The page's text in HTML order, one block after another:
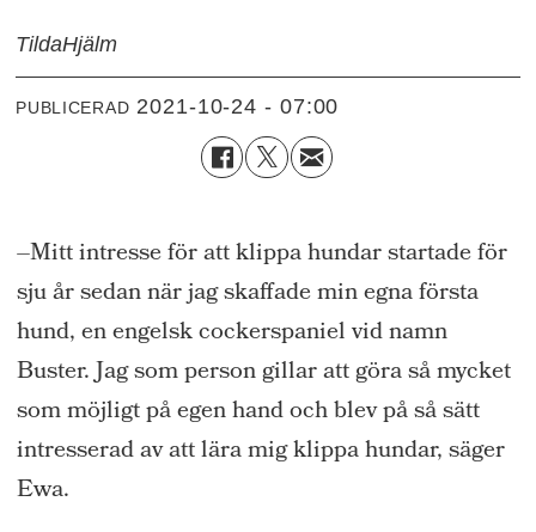
TildaHjälm
PUBLICERAD 2021-10-24 - 07:00
–Mitt intresse för att klippa hundar startade för
sju år sedannär jag skaffade minegnaförsta
hund, en engelskcockerspanielvid namn
Buster.Jag som person gillar att göra så mycket
som möjligtpå egen handochblev på så sätt
intresserad av att lära mig klippa hundar,säger
Ewa.